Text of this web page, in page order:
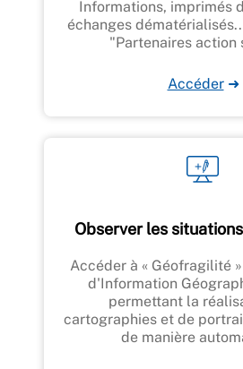
Informations, imprimés
échanges
"Partenaires action
Accéder ➜
Observer les
Accéder à « Géofragilité
d'Information
permettant la
cartographies et de
de manière